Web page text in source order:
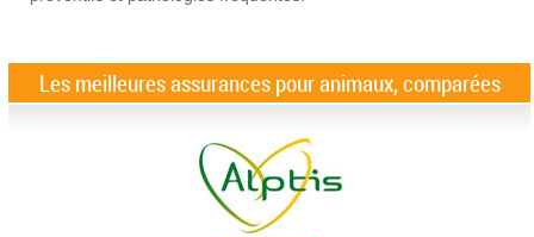
Les meilleures assurances pour animaux, comparées